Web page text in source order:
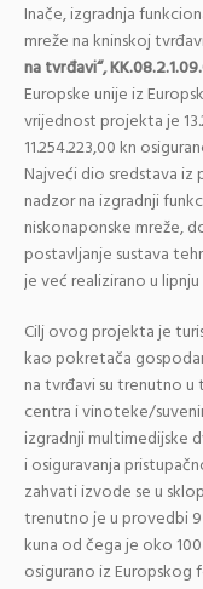
Inače, izgradnja
mreže na kninskoj
na tvrđavi“,
Europske unije iz
vrijednost projekta je
11.254.223,00 kn
Najveći dio sredstava
nadzor na izgradnji
niskonaponske mreže,
postavljanje sustava
je već realizirano u
Cilj ovog projekta je
kao pokretača
na tvrđavi su trenutno
centra i vinoteke/
izgradnji multimedijske
i osiguravanja
zahvati izvode se u
trenutno je u provedbi
kuna od čega je oko
osigurano iz Europskog